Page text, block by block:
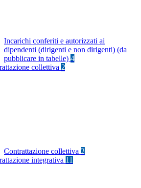
Incarichi conferiti e autorizzati ai
dipendenti (dirigenti e non dirigenti) (da
pubblicare in tabelle) 4
collettiva 2
Contrattazione collettiva 2
integrativa 11